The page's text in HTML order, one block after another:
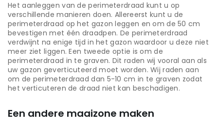
Het aanleggen van de perimeterdraad kunt u op
verschillende manieren doen. Allereerst kunt u de
perimeterdraad op het gazon leggen en om de 50 cm
bevestigen met één draadpen. De perimeterdraad
verdwijnt na enige tijd in het gazon waardoor u deze niet
meer ziet liggen. Een tweede optie is om de
perimeterdraad in te graven. Dit raden wij vooral aan als
uw gazon geverticuteerd moet worden. Wij raden aan
om de perimeterdraad dan 5-10 cm in te graven zodat
het verticuteren de draad niet kan beschadigen.
Een andere maaizone maken